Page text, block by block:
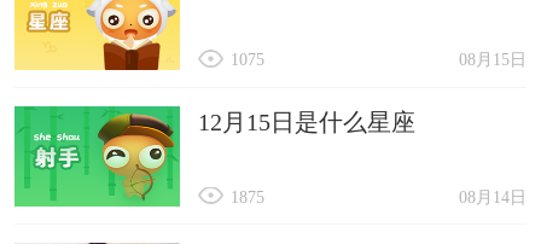
08月15日
1075
12月15日是什么星座
08月14日
1875